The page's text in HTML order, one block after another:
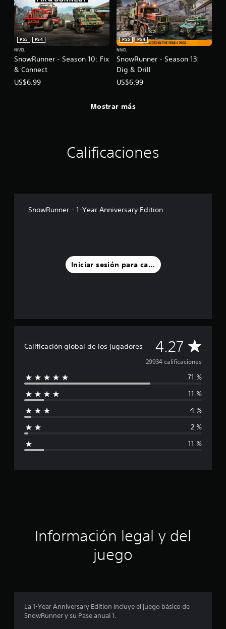
SnowRunner - Season 10: Fix
& Connect
PS5
PS4
NIVEL
US$6.99
SnowRunner - Season 13:
Dig & Drill
PS5
PS4
NIVEL
US$6.99
Mostrar más
Calificaciones
SnowRunner - 1-Year Anniversary Edition
Iniciar sesión para calificar
Calificación global de los jugadores 4.27 C
a
a
ó
r
o
29934 calificaciones
71 %
11 %
4 %
2 %
11 %
Información legal y del
juego
La 1-Year Anniversary Edition incluye el juego básico de
SnowRunner y su Pase anual 1.